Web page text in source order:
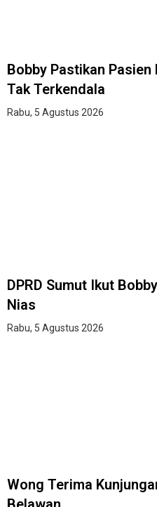
Bobby Pastikan Pasien
Tak Terkendala
Rabu, 5 Agustus 2026
DPRD Sumut Ikut
Nias
Rabu, 5 Agustus 2026
Wong Terima